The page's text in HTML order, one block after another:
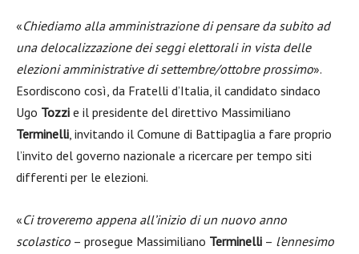
«Chiediamo alla amministrazione di pensare da subito ad
una delocalizzazione dei seggi elettorali in vista delle
elezioni amministrative di settembre/ottobre prossimo».
Esordiscono così, da Fratelli d’Italia, il candidato sindaco
Ugo Tozzi e il presidente del direttivo Massimiliano
Terminelli, invitando il Comune di Battipaglia a fare proprio
l’invito del governo nazionale a ricercare per tempo siti
differenti per le elezioni.
«Ci troveremo appena all’inizio di un nuovo anno
scolastico – prosegue Massimiliano Terminelli – l’ennesimo